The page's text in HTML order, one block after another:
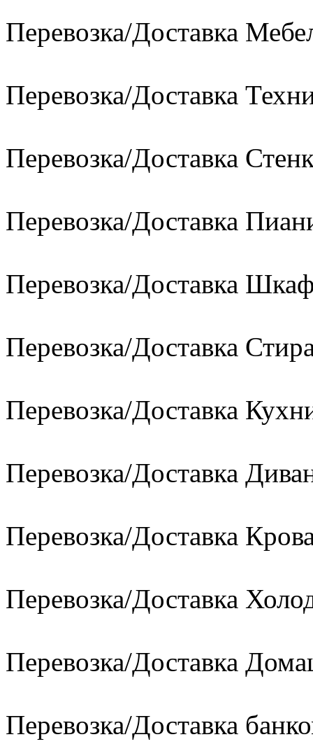
Перевозка/Доставка
Перевозка/Доставка
Перевозка/Доставка
Перевозка/Доставка
Перевозка/Доставка
Перевозка/Доставка
Перевозка/Доставка
Перевозка/Доставка
Перевозка/Доставка
Перевозка/Доставка
Перевозка/Доставка
Перевозка/Доставка